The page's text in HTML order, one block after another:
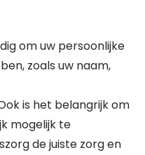
om uw persoonlijke
zoals uw naam,
is het belangrijk om
mogelijk te
de juiste zorg en